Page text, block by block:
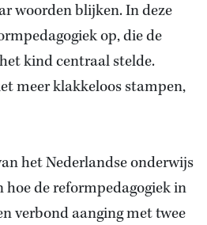
woorden blijken. In deze
op, die de
kind centraal stelde.
meer klakkeloos stampen,
het Nederlandse onderwijs
hoe de reformpedagogiek in
verbond aanging met twee